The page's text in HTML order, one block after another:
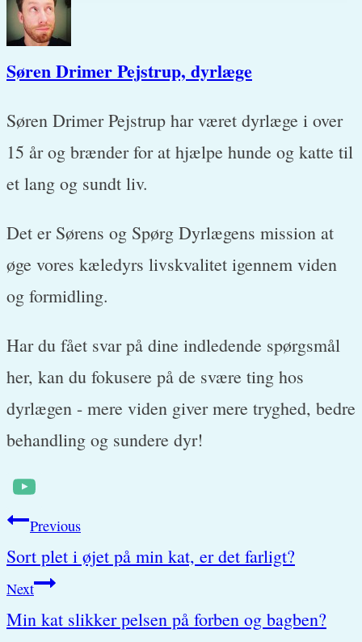
Søren Drimer Pejstrup, dyrlæge
Søren Drimer Pejstrup har været dyrlæge i over
15 år og brænder for at hjælpe hunde og katte til
et lang og sundt liv.
Det er Sørens og Spørg Dyrlægens mission at
øge vores kæledyrs livskvalitet igennem viden
og formidling.
Har du fået svar på dine indledende spørgsmål
her, kan du fokusere på de svære ting hos
dyrlægen - mere viden giver mere tryghed, bedre
behandling og sundere dyr!
Post
navigation
Previous
Sort plet i øjet på min kat, er det farligt?
Next
Min kat slikker pelsen på forben og bagben?